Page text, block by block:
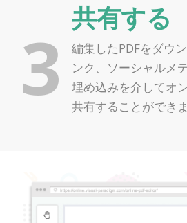
3 共有する
編集したPDFをダウ
ンク、ソーシャルメ
埋め込みを介してオ
共有することができま